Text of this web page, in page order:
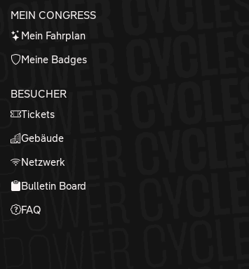
MEIN CONGRESS
Mein Fahrplan
Meine Badges
BESUCHER
Tickets
Gebäude
Netzwerk
Bulletin Board
FAQ